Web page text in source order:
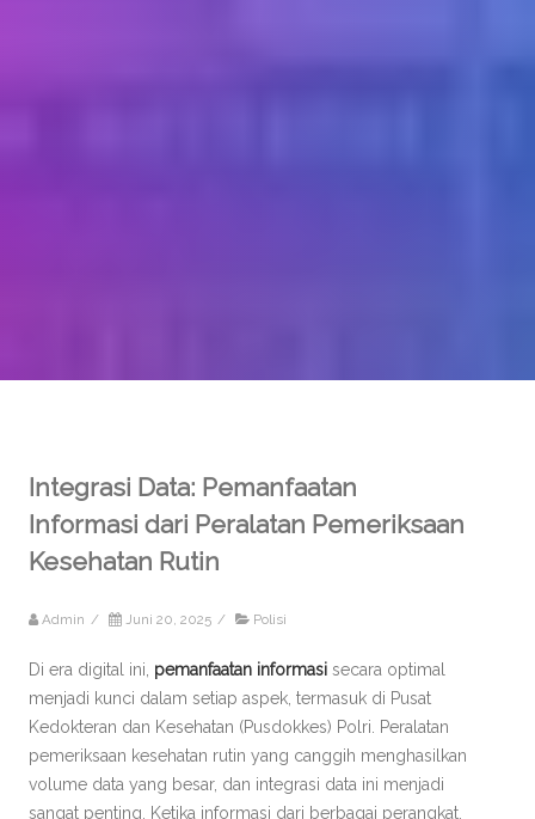
Integrasi Data: Pemanfaatan
Informasi dari Peralatan Pemeriksaan
Kesehatan Rutin
Admin / Juni 20, 2025 / Polisi
Di era digital ini, pemanfaatan informasi secara optimal
menjadi kunci dalam setiap aspek, termasuk di Pusat
Kedokteran dan Kesehatan (Pusdokkes) Polri. Peralatan
pemeriksaan kesehatan rutin yang canggih menghasilkan
volume data yang besar, dan integrasi data ini menjadi
sangat penting. Ketika informasi dari berbagai perangkat,